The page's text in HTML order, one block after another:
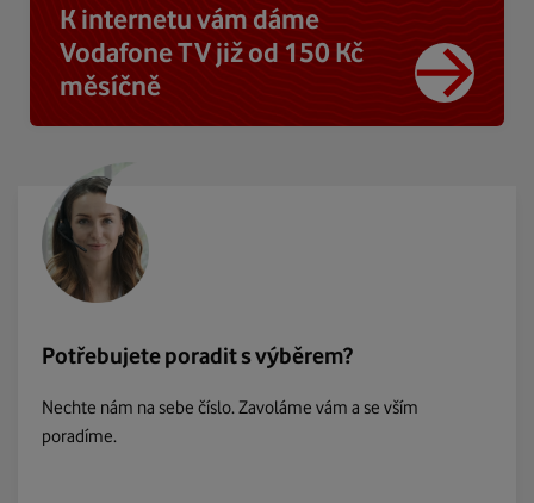
K internetu vám dáme
Vodafone TV již od 150 Kč
měsíčně
Potřebujete poradit s výběrem?
Nechte nám na sebe číslo. Zavoláme vám a se vším
poradíme.